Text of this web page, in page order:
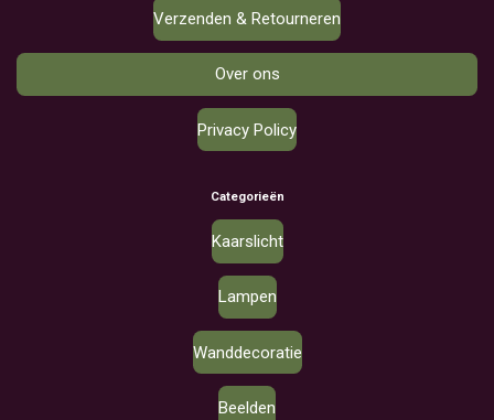
Verzenden & Retourneren
Over ons
Privacy Policy
Categorieën
Kaarslicht
Lampen
Wanddecoratie
Beelden